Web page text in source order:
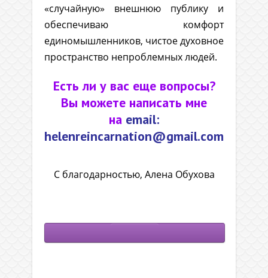
«случайную» внешнюю публику и
обеспечиваю комфорт
единомышленников, чистое духовное
пространство непроблемных людей.
Есть ли у вас еще вопросы?
Вы можете написать мне
на email:
helenreincarnation@gmail.com
С благодарностью, Алена Обухова